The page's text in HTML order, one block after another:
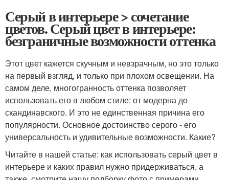
Серый в интерьере > сочетание
цветов. Серый цвет в интерьере:
безграничные возможности оттенка
Этот цвет кажется скучным и невзрачным, но это только
на первый взгляд, и только при плохом освещении. На
самом деле, многогранность оттенка позволяет
использовать его в любом стиле: от модерна до
скандинавского. И это не единственная причина его
популярности. Основное достоинство серого - его
универсальность и удивительные возможности. Какие?
Читайте в нашей статье: как использовать серый цвет в
интерьере и каких правил нужно придерживаться, а